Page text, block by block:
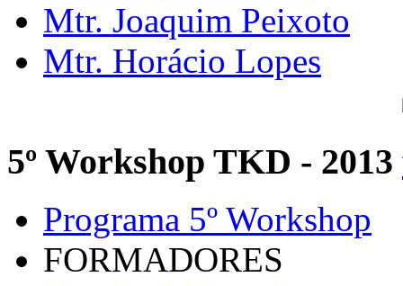
Mtr. Joaquim Peixoto
Mtr. Horácio Lopes
5º Workshop TKD - 2013
Programa 5º Workshop
FORMADORES